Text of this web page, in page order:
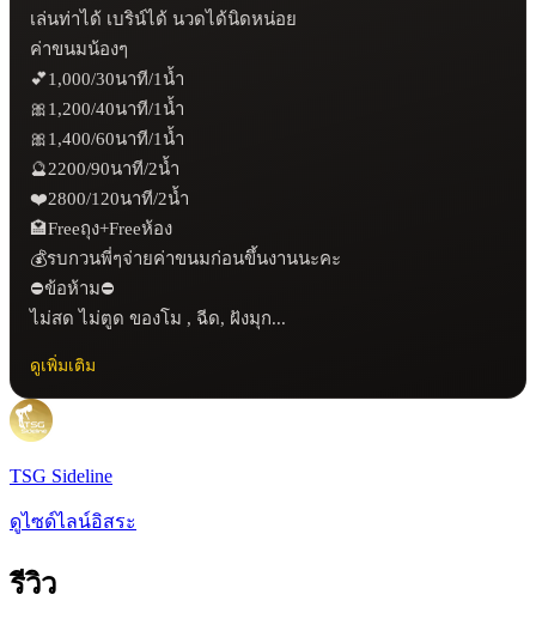
เล่นท่าได้ เบริน์ได้ นวดได้นิดหน่อย
ค่าขนมน้องๆ
💕1,000/30นาที/1น้ำ
🎀1,200/40นาที/1น้ำ
🎀1,400/60นาที/1น้ำ
🔮2200/90นาที/2น้ำ
❤️2800/120นาที/2น้ำ
🏩Freeถุง+Freeห้อง
💰รบกวนพี่ๆจ่ายค่าขนมก่อนขึ้นงานนะคะ
⛔ข้อห้าม⛔
ไม่สด ไม่ตูด ของโม , ฉีด, ฝังมุก...
ดูเพิ่มเติม
TSG Sideline
ดูไซด์ไลน์อิสระ
รีวิว